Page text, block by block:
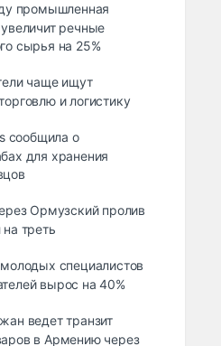
промышленная
речные
сырья на 25%
чаще ищут
и логистику
сообщила о
для хранения
Ормузский пролив
треть
специалистов
вырос на 40%
ведет транзит
в Армению через